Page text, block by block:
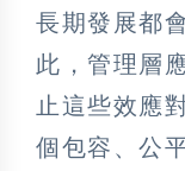
長期發展都
此，管理層
止這些效應
個包容、公